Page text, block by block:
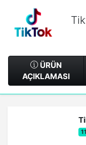
ÜRÜN
AÇIKLAMASI